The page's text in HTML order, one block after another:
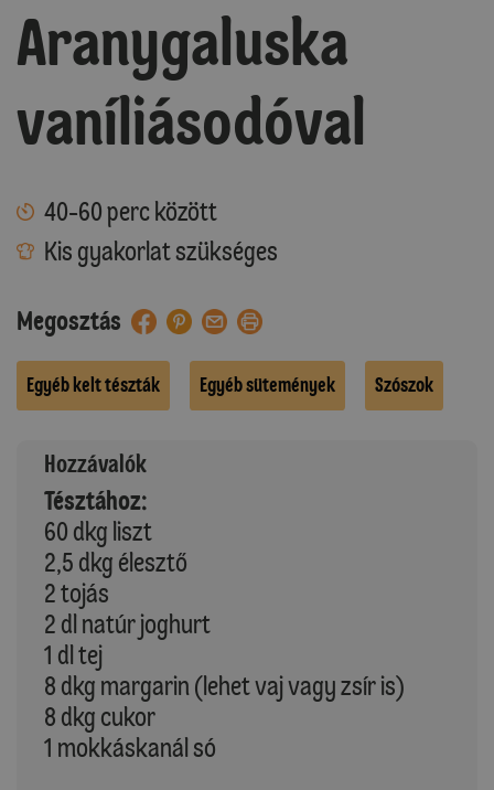
Aranygaluska
vaníliásodóval
40-60 perc között
Kis gyakorlat szükséges
Megosztás
Egyéb kelt tészták Egyéb sütemények Szószok
Hozzávalók
Tésztához:
60 dkg liszt
2,5 dkg élesztő
2 tojás
2 dl natúr joghurt
1 dl tej
8 dkg margarin (lehet vaj vagy zsír is)
8 dkg cukor
1 mokkáskanál só